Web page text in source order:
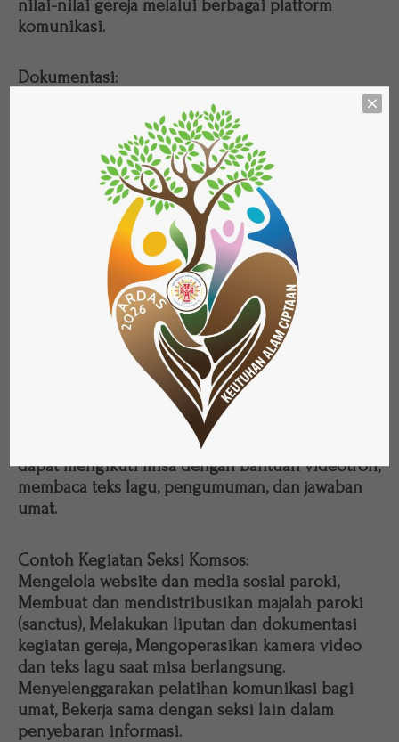
nilai-nilai gereja melalui berbagai platform
komunikasi.
Dokumentasi:
Komsos bertanggung jawab atas dokumentasi
kegiatan paroki, baik dalam bentuk foto maupun
Pemberdayaan:
Komsos berperan dalam memberdayakan umat
untuk aktif dalam penyebaran informasi dan
pewartaan melalui berbagai media.
Pemanfaatan Teknologi:
Komsos memanfaatkan teknologi komunikasi
modern untuk menjangkau lebih banyak umat
Mengoperasikan video dan teks misa, agar umat
dapat mengikuti misa dengan bantuan videotron;
membaca teks lagu, pengumuman, dan jawaban
umat.
Contoh Kegiatan Seksi Komsos:
Mengelola website dan media sosial paroki,
Membuat dan mendistribusikan majalah paroki
(sanctus), Melakukan liputan dan dokumentasi
kegiatan gereja, Mengoperasikan kamera video
dan teks lagu saat misa berlangsung.
Menyelenggarakan pelatihan komunikasi bagi
umat, Bekerja sama dengan seksi lain dalam
penyebaran informasi.